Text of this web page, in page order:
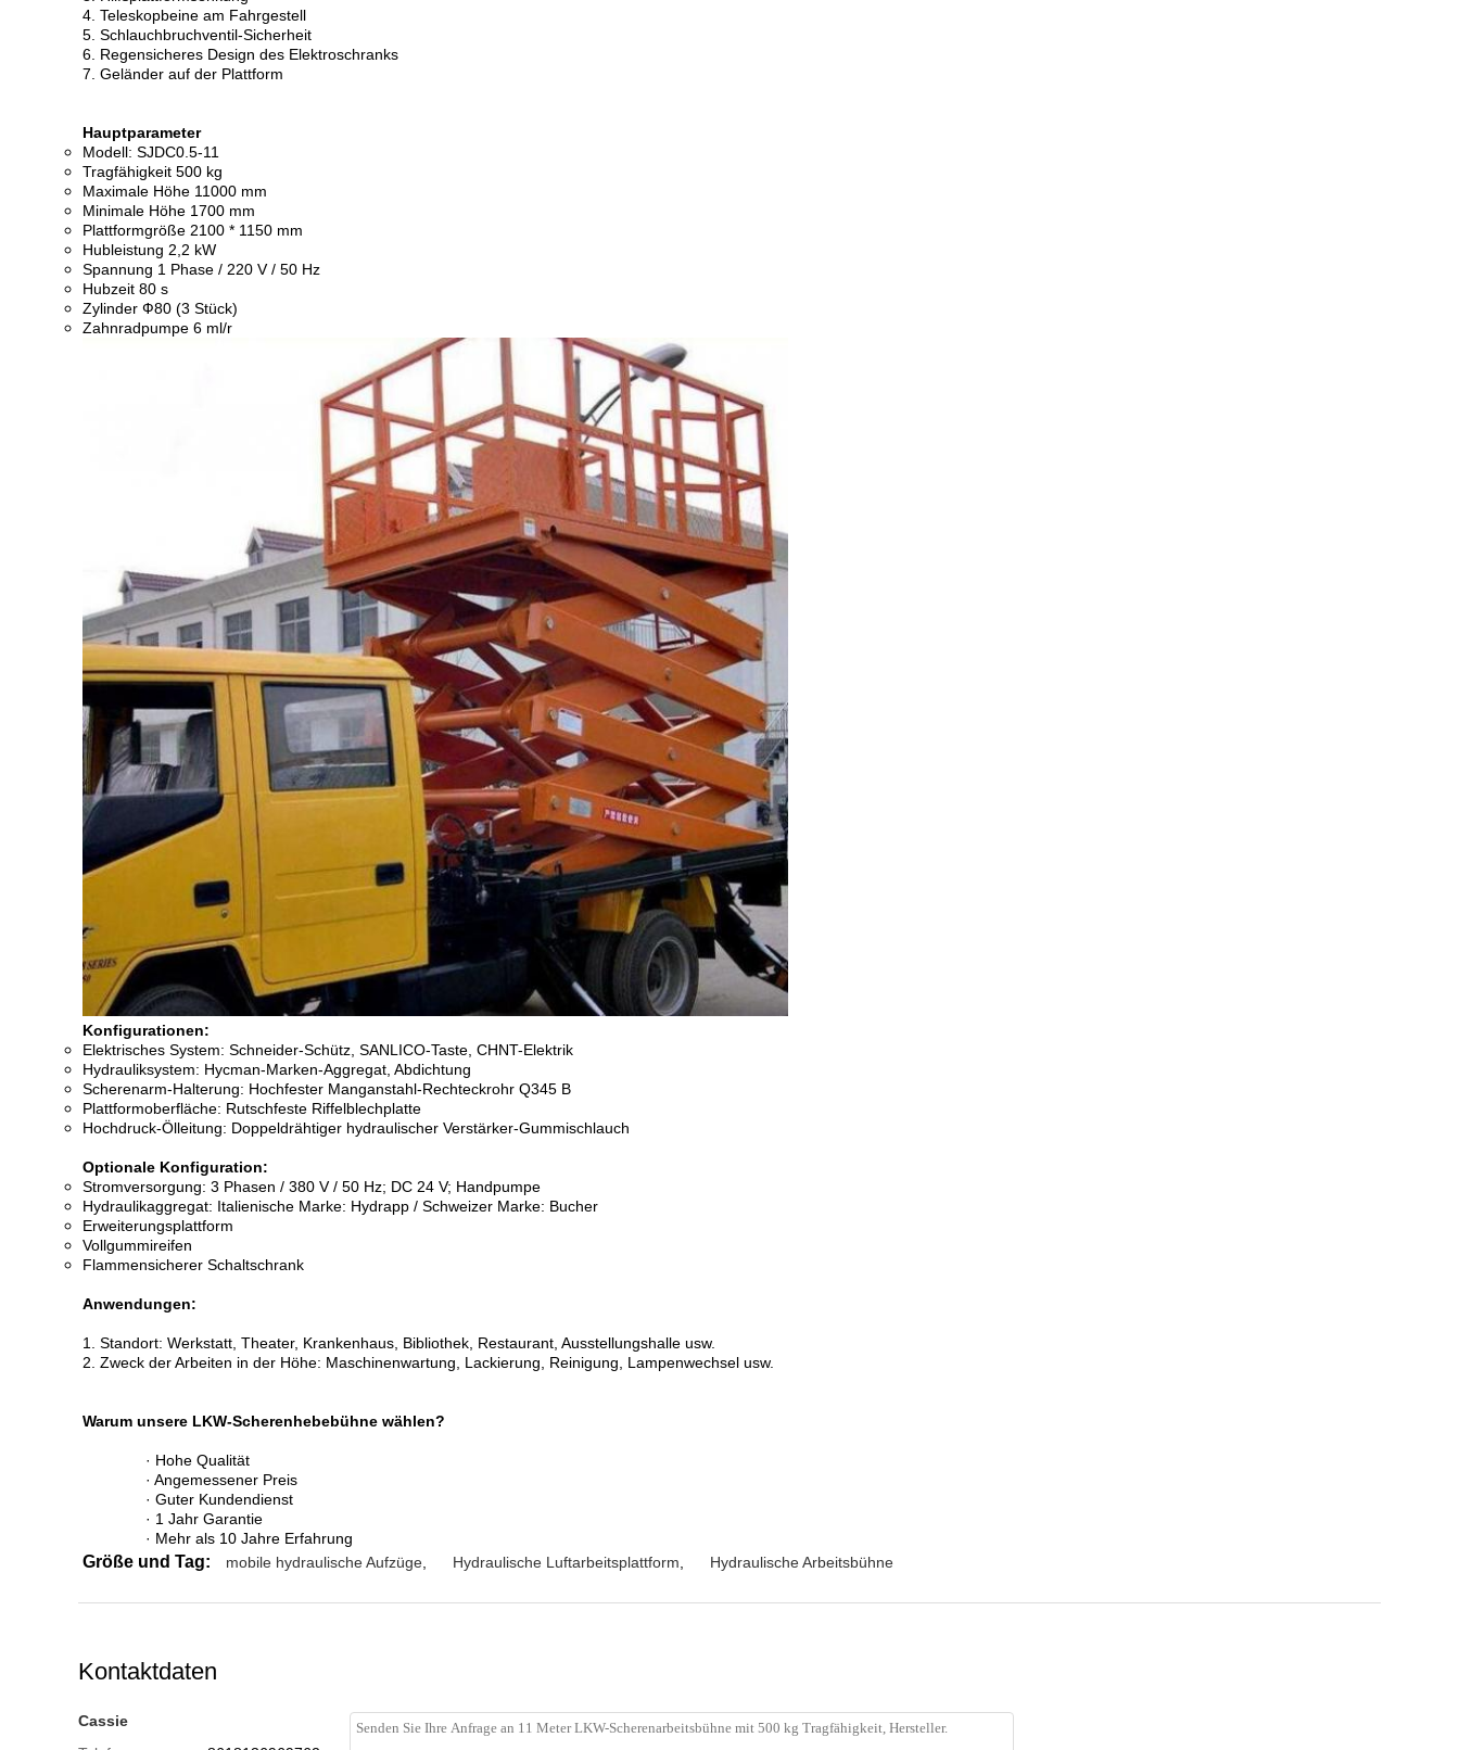
4. Teleskopbeine am Fahrgestell
5. Schlauchbruchventil-Sicherheit
6. Regensicheres Design des Elektroschranks
7. Geländer auf der Plattform
Hauptparameter
Modell: SJDC0.5-11
Tragfähigkeit 500 kg
Maximale Höhe 11000 mm
Minimale Höhe 1700 mm
Plattformgröße 2100 * 1150 mm
Hubleistung 2,2 kW
Spannung 1 Phase / 220 V / 50 Hz
Hubzeit 80 s
Zylinder Ф80 (3 Stück)
Zahnradpumpe 6 ml/r
Konfigurationen:
Elektrisches System: Schneider-Schütz, SANLICO-Taste, CHNT-Elektrik
Hydrauliksystem: Hycman-Marken-Aggregat, Abdichtung
Scherenarm-Halterung: Hochfester Manganstahl-Rechteckrohr Q345 B
Plattformoberfläche: Rutschfeste Riffelblechplatte
Hochdruck-Ölleitung: Doppeldrähtiger hydraulischer Verstärker-Gummischlauch
Optionale Konfiguration:
Stromversorgung: 3 Phasen / 380 V / 50 Hz; DC 24 V; Handpumpe
Hydraulikaggregat: Italienische Marke: Hydrapp / Schweizer Marke: Bucher
Erweiterungsplattform
Vollgummireifen
Flammensicherer Schaltschrank
Anwendungen:
1. Standort: Werkstatt, Theater, Krankenhaus, Bibliothek, Restaurant, Ausstellungshalle usw.
2. Zweck der Arbeiten in der Höhe: Maschinenwartung, Lackierung, Reinigung, Lampenwechsel usw.
Warum unsere LKW-Scherenhebebühne wählen?
· Hohe Qualität
· Angemessener Preis
· Guter Kundendienst
· 1 Jahr Garantie
· Mehr als 10 Jahre Erfahrung
Größe und Tag: mobile hydraulische Aufzüge Hydraulische Luftarbeitsplattform Hydraulische Arbeitsbühne
Kontaktdaten
Cassie